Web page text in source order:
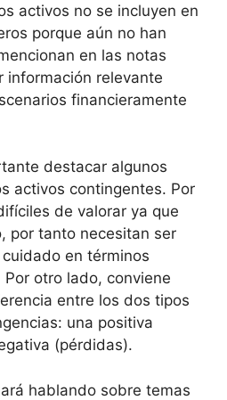
activos no se incluyen en
porque aún no han
en las notas
información relevante
financieramente
destacar algunos
activos contingentes. Por
de valorar ya que
por tanto necesitan ser
en términos
otro lado, conviene
entre los dos tipos
una positiva
(pérdidas).
hablando sobre temas